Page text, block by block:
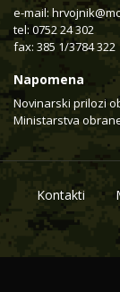
e-mail:
tel: 0752 24 302
fax: 385 1/3784 322
Napomena
Novinarski prilozi
Ministarstva
Kontakti